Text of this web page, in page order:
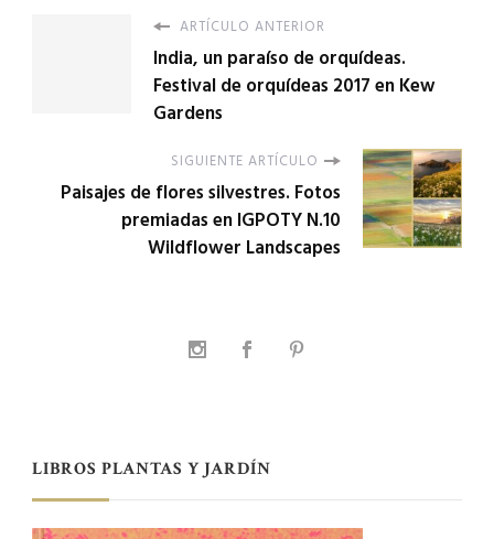
ARTÍCULO ANTERIOR
India, un paraíso de orquídeas.
Festival de orquídeas 2017 en Kew
Gardens
SIGUIENTE ARTÍCULO
Paisajes de flores silvestres. Fotos
premiadas en IGPOTY N.10
Wildflower Landscapes
LIBROS PLANTAS Y JARDÍN